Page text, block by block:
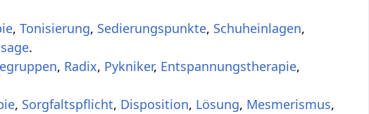
,Tonisierung, Sedierungspunkte, Schuheinlagen,
.
, Radix, Pykniker, Entspannungstherapie,
, Sorgfaltspflicht, Disposition, Lösung, Mesmerismus,